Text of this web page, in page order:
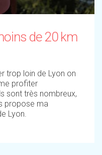
de 20 km
trop loin de Lyon on
profiter
sont très nombreux,
propose ma
Lyon.